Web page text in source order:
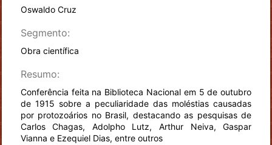
Oswaldo Cruz
Segmento:
Obra científica
Resumo:
Conferência feita na Biblioteca Nacional em 5 de outubro
de 1915 sobre a peculiaridade das moléstias causadas
por protozoários no Brasil, destacando as pesquisas de
Carlos Chagas, Adolpho Lutz, Arthur Neiva, Gaspar
Vianna e Ezequiel Dias, entre outros